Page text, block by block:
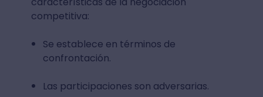
competitiva:
Se establece en términos de
confrontación.
Las participaciones son adversarias.